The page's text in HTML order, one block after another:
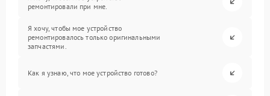
ремонтировали при мне.
Я хочу, чтобы мое устройство
ремонтировалось только оригинальными
запчастями.
Как я узнаю, что мое устройство готово?